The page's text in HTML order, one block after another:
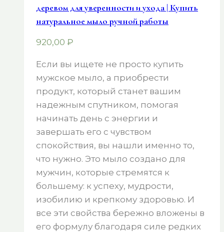
деревом для уверенности и ухода | Купить
натуральное мыло ручной работы
920,00 ₽
Если вы ищете не просто купить
мужское мыло, а приобрести
продукт, который станет вашим
надежным спутником, помогая
начинать день с энергии и
завершать его с чувством
спокойствия, вы нашли именно то,
что нужно. Это мыло создано для
мужчин, которые стремятся к
большему: к успеху, мудрости,
изобилию и крепкому здоровью. И
все эти свойства бережно вложены в
его формулу благодаря силе редких